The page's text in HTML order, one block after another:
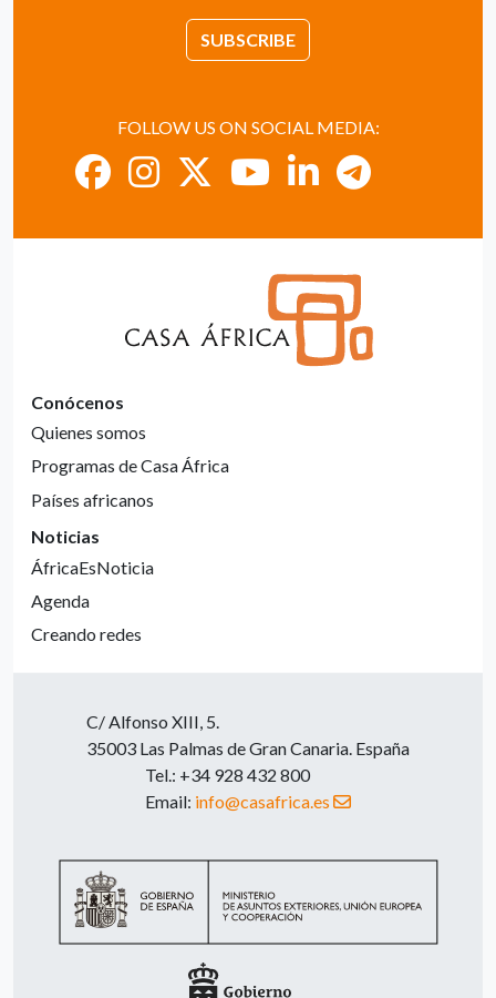
SUBSCRIBE
FOLLOW US ON SOCIAL MEDIA:
Conócenos
Quienes somos
Programas de Casa África
Países africanos
Noticias
ÁfricaEsNoticia
Agenda
Creando redes
C/ Alfonso XIII, 5.
35003 Las Palmas de Gran Canaria. España
Tel.: +34 928 432 800
Email: info@casafrica.es